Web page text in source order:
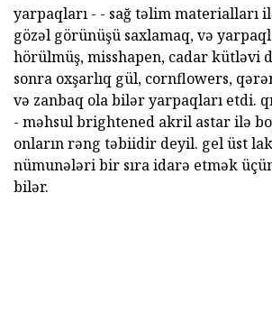
yarpaqları - - sağ təlim materialları
gözəl görünüşü saxlamaq, və
hörülmüş, misshapen, cadar kütləvi
sonra oxşarlıq gül, cornflowers,
və zanbaq ola bilər yarpaqları etdi.
- məhsul brightened akril astar ilə
onların rəng təbiidir deyil. gel üst
nümunələri bir sıra idarə etmək
bilər.